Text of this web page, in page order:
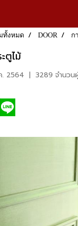
ทั้งหมด DOOR ก
ตูไม้
. 2564 | 3289 จำนวน